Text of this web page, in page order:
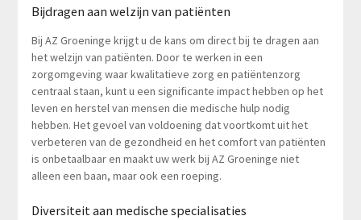
Bijdragen aan welzijn van patiënten
Bij AZ Groeninge krijgt u de kans om direct bij te dragen aan
het welzijn van patiënten. Door te werken in een
zorgomgeving waar kwalitatieve zorg en patiëntenzorg
centraal staan, kunt u een significante impact hebben op het
leven en herstel van mensen die medische hulp nodig
hebben. Het gevoel van voldoening dat voortkomt uit het
verbeteren van de gezondheid en het comfort van patiënten
is onbetaalbaar en maakt uw werk bij AZ Groeninge niet
alleen een baan, maar ook een roeping.
Diversiteit aan medische specialisaties